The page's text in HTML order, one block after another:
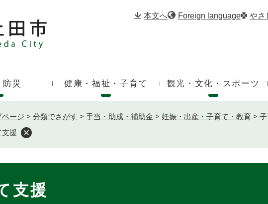
本文へ Foreign language やさ
ド
災 健康・福祉・子育て 観光・文化・スポーツ
ページ > 分類でさがす > 手当・助成・補助金 > 妊娠・出産・子育て・教育 >
支援
支援